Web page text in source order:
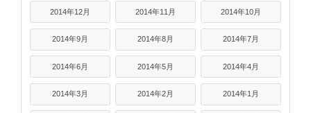
2014年12月 2014年11月 2014年10月
2014年9月 2014年8月 2014年7月
2014年6月 2014年5月 2014年4月
2014年3月 2014年2月 2014年1月